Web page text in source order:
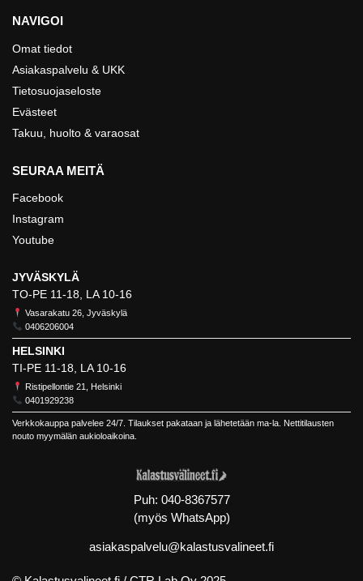
NAVIGOI
Omat tiedot
Asiakaspalvelu & UKK
Tietosuojaseloste
Evästeet
Takuu, huolto & varaosat
SEURAA MEITÄ
Facebook
Instagram
Youtube
JYVÄSKYLÄ
TO-PE 11-18, LA 10-16
Vasarakatu 26, Jyväskylä
0406206004
HELSINKI
TI-PE 11-18, LA 10-16
Ristipellontie 21, Helsinki
0401929238
Verkkokauppa palvelee 24/7. Tilaukset pakataan ja lähetetään ma-la. Nettitilausten
nouto myymälän aukioloaikoina.
Puh: 040-8367577
(myös WhatsApp)
asiakaspalvelu@kalastusvalineet.fi